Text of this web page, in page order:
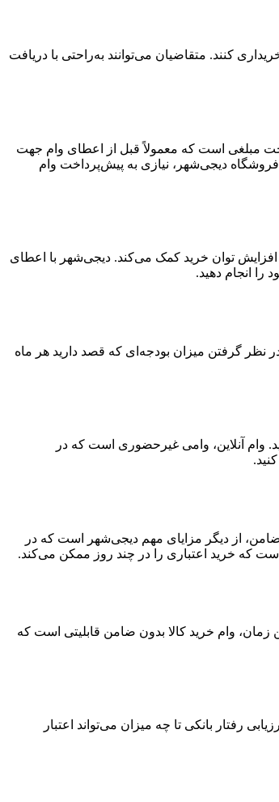
کنند. متقاضیان می‌توانند به‌راحتی با دریافت
مبلغی است که معمولاً قبل از اعطای وام جهت
دیجی‌شهر، نیازی به پیش‌پرداخت وام
از دیجی‌شهر است که به مردم برای افزایش توان خرید کمک می‌کند. دیجی‌شهر با اعطای
با در نظر گرفتن میزان بودجه‌ای که قصد دارید هر ماه
وام آنلاین، وامی غیرحضوری است که در
از دیگر مزایای مهم دیجی‌شهر است که در
که خرید اعتباری را در چند روز ممکن می‌کند.
وام خرید کالا بدون ضامن قابلیتی است که
بانکی تا چه میزان می‌تواند اعتبار